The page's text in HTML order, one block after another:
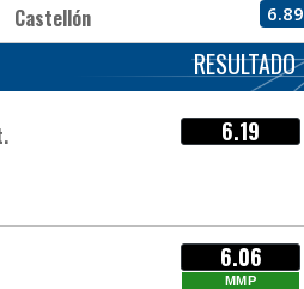
Castellón 6.89
RESULTADO
6.19
6.06
MMP